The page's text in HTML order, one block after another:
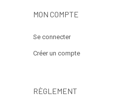
MON COMPTE
Se connecter
Créer un compte
RÈGLEMENT